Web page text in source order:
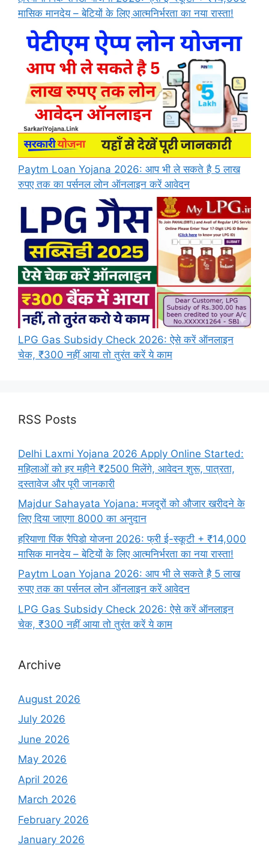
मासिक मानदेय – बेटियों के लिए आत्मनिर्भरता का नया रास्ता!
Paytm Loan Yojana 2026: आप भी ले सकते है 5 लाख
रुपए तक का पर्सनल लोन ऑनलाइन करें आवेदन
LPG Gas Subsidy Check 2026: ऐसे करें ऑनलाइन
चेक, ₹300 नहीं आया तो तुरंत करें ये काम
RSS Posts
Delhi Laxmi Yojana 2026 Apply Online Started:
महिलाओं को हर महीने ₹2500 मिलेंगे, आवेदन शुरू, पात्रता,
दस्तावेज और पूरी जानकारी
Majdur Sahayata Yojana: मजदूरों को औजार खरीदने के
लिए दिया जाएगा 8000 का अनुदान
हरियाणा पिंक रैपिडो योजना 2026: फ्री ई-स्कूटी + ₹14,000
मासिक मानदेय – बेटियों के लिए आत्मनिर्भरता का नया रास्ता!
Paytm Loan Yojana 2026: आप भी ले सकते है 5 लाख
रुपए तक का पर्सनल लोन ऑनलाइन करें आवेदन
LPG Gas Subsidy Check 2026: ऐसे करें ऑनलाइन
चेक, ₹300 नहीं आया तो तुरंत करें ये काम
Archive
August 2026
July 2026
June 2026
May 2026
April 2026
March 2026
February 2026
January 2026